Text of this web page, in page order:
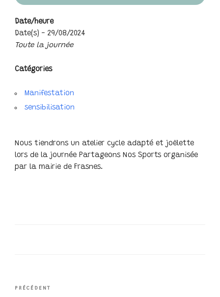
Date/heure
Date(s) - 29/08/2024
Toute la journée
Catégories
Manifestation
sensibilisation
Nous tiendrons un atelier cycle adapté et joëlette
lors de la journée Partageons Nos Sports organisée
par la mairie de Frasnes.
NAVIGATION
Article
PRÉCÉDENT